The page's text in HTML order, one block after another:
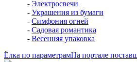
- Электросвечи
- Украшения из бумаги
- Симфония огней
- Садовая романтика
- Весенняя упаковка
Ёлка по параметрамНа портале